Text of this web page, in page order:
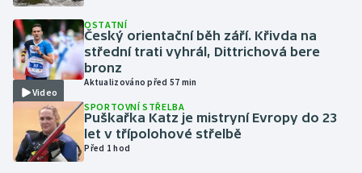
Krasobruslení
Lezení
Lyže a snowboard
Moderní pětiboj
Motorsport
Video
OSTATNÍ
Český orientační běh září. Křivda na
střední trati vyhrál, Dittrichová bere
bronz
Aktualizováno před 57 min
SPORTOVNÍ STŘELBA
Puškařka Katz je mistryní Evropy do 23
let v třípolohové střelbě
Před 1 hod